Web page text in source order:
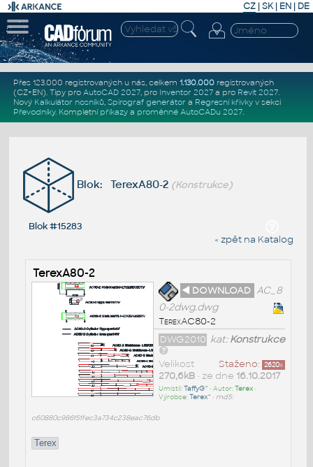
CZ | SK| EN | DE
Přes 123.000 registrovaných u nás, celkem 1.130.000registrovaných
(CZ+EN). Tipy pro AutoCAD 2027, pro Inventor 2027a pro Revit 2027.
Nový Kalkulátor nosníků, Spirograf generátor a Regresní křivkyv sekci
Převodníky. Kompletní příkazya proměnné AutoCADu 2027.
Blok: TerexA80-2 (Konstrukce)
Blok #15283
« zpět na Katalog
TerexA80-2
◄ DOWNLOAD AC_8
0-2dwg.dwg
TerexAC80-2
kat:Konstrukce
DWG2010
Staženo: 2620x
Velikost
270,6kB• ze dne 16.10.2017
Umístil:TaffyG^ • Autor:Terex•
Výrobce:Terex^ • md5:
c60880c986151fec3a734c238eac76db
Terex